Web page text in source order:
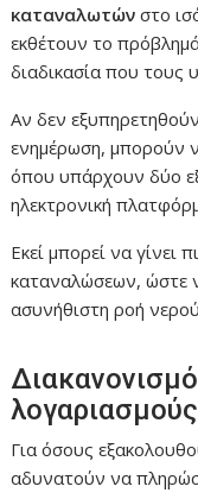
καταναλωτών στο
εκθέτουν το
διαδικασία που τους
Αν δεν
ενημέρωση, μπορούν
όπου υπάρχουν δύο
ηλεκτρονική
Εκεί μπορεί να γίνει
καταναλώσεων, ώστε
ασυνήθιστη ροή
λογαριασμούς
Για όσους
αδυνατούν να